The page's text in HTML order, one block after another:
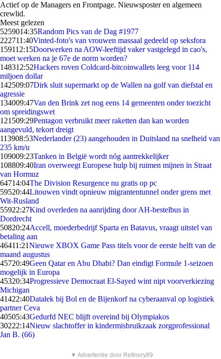
Actief op de Managers en Frontpage. Nieuwsposter en algemeen
crewlid.
Meest gelezen
5259014:35Random Pics van de Dag #1977
222711:40Vinted-foto's van vrouwen massaal gedeeld op seksfora
159112:15Doorwerken na AOW-leeftijd vaker vastgelegd in cao's,
moet werken na je 67e de norm worden?
148312:52Hackers roven Coldcard-bitcoinwallets leeg voor 114
miljoen dollar
142509:07Dirk sluit supermarkt op de Wallen na golf van diefstal en
agressie
134009:47Van den Brink zet nog eens 14 gemeenten onder toezicht
om spreidingswet
121509:29Pentagon verbruikt meer raketten dan kan worden
aangevuld, tekort dreigt
113908:53Nederlander (23) aangehouden in Duitsland na snelheid van
235 km/u
109009:23Tanken in België wordt nóg aantrekkelijker
108809:40Iran overweegt Europese hulp bij ruimen mijnen in Straat
van Hormuz
64714:04The Division Resurgence nu gratis op pc
59520:44Litouwen vindt opnieuw migrantentunnel onder grens met
Wit-Rusland
55922:27Kind overleden na aanrijding door AH-bestelbus in
Dordrecht
50820:24Accell, moederbedrijf Sparta en Batavus, vraagt uitstel van
betaling aan
46411:21Nieuwe XBOX Game Pass titels voor de eerste helft van de
maand augustus
45720:49Geen Qatar en Abu Dhabi? Dan eindigt Formule 1-seizoen
mogelijk in Europa
45320:34Progressieve Democraat El-Sayed wint nipt voorverkiezing
Michigan
41422:40Datalek bij Bol en de Bijenkorf na cyberaanval op logistiek
partner Ceva
40505:43Gedurfd NEC blijft overeind bij Olympiakos
30222:14Nieuw slachtoffer in kindermisbruikzaak zorgprofessional
Jan B. (66)
▼ Advertentie door Refinery89